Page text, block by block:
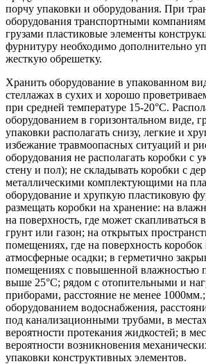
порчу упаковки и оборудования. При
оборудования транспортными
грузами пластиковые элементы
фурнитуру необходимо дополнительно
жесткую обрешетку.
Хранить оборудование в упакованном
стеллажах в сухих и хорошо
при средней температуре 15-20°С.
оборудованием в горизонтальном виде,
упаковки располагать снизу, легкие и
избежание травмоопасных ситуаций и
оборудования не располагать коробки с
стену и пол); не складывать коробки с
металлическими комплектующими на
оборудование и хрупкую пластиковую
размещать коробки на хранение: на
на поверхность, где может скапливаться
грунт или газон; на открытых
помещениях, где на поверхность коробок
атмосферные осадки; в герметично
помещениях с повышенной влажностью
выше 25°С; рядом с отопительными и
приборами, расстояние не менее
оборудованием водоснабжения,
под канализационными трубами, в
вероятности протекания жидкостей; в
вероятности возникновения
упаковки конструктивных элементов.